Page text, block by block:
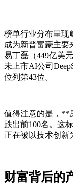
榜单行业分布呈现
成为新晋富豪主要
易丁磊（449亿美
未上市AI公司
位列第43位。
值得注意的是，**
跌出前100名。这
正在被以技术创新
财富背后的